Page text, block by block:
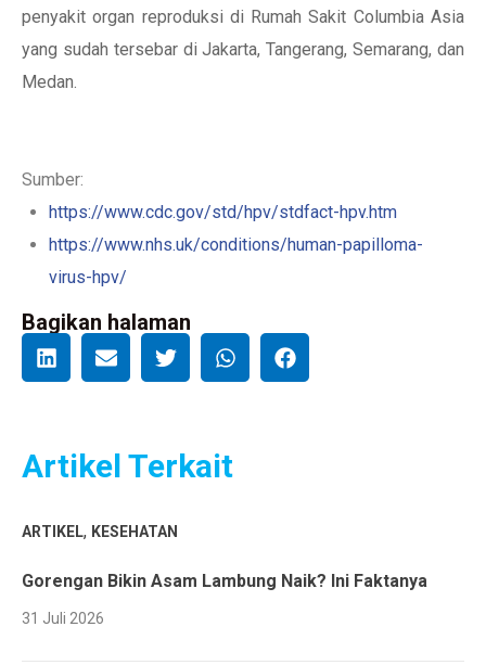
penyakit organ reproduksi di Rumah Sakit Columbia Asia
yang sudah tersebar di Jakarta, Tangerang, Semarang, dan
Medan.
Sumber:
https://www.cdc.gov/std/hpv/stdfact-hpv.htm
https://www.nhs.uk/conditions/human-papilloma-
virus-hpv/
Bagikan halaman
Artikel Terkait
ARTIKEL, KESEHATAN
Gorengan Bikin Asam Lambung Naik? Ini Faktanya
31 Juli 2026